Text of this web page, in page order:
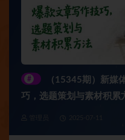
#
（15345期）新媒
巧，选题策划与素材积累